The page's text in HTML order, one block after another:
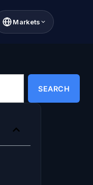
Markets
SEARCH